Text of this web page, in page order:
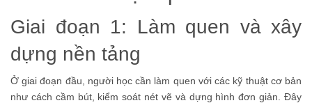
Giai đoạn 1: Làm quen và xây
dựng nền tảng
Ở giai đoạn đầu, người học cần làm quen với các kỹ thuật cơ bản
như cách cầm bút, kiểm soát nét vẽ và dựng hình đơn giản. Đây